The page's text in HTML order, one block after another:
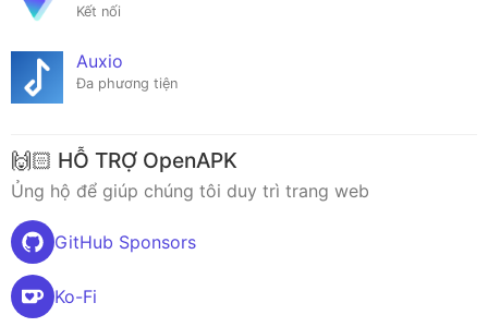
Kết nối
Auxio
Đa phương tiện
🙌🏻 HỖ TRỢ OpenAPK
Ủng hộ để giúp chúng tôi duy trì trang web
GitHub Sponsors
Ko-Fi